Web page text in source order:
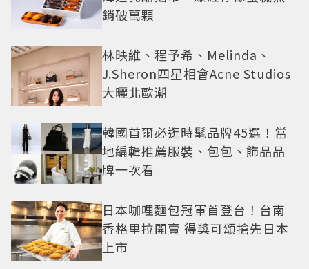
銷破萬顆
林映維、程予希、Melinda、
J.Sheron四星相會Acne Studios
大曬北歐潮
韓國首爾必逛時髦品牌45選！當
地編輯推薦服裝、包包、飾品品
牌一次看
日本咖哩麵包冠軍首登台！台南
香格里拉開賣 得獎可頌搶先日本
上市